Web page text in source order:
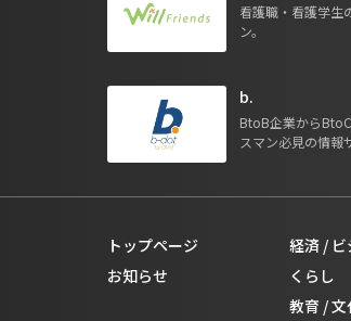
看護職・看護学生
ン。
b.
BtoB企業から
スマン必見の情報
トップページ
お知らせ
経済 / ビ
くらし
教育 / 文